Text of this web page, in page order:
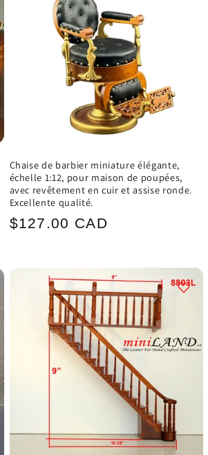
Chaise de barbier miniature élégante,
échelle 1:12, pour maison de poupées,
avec revêtement en cuir et assise ronde.
Excellente qualité.
Prix
$127.00 CAD